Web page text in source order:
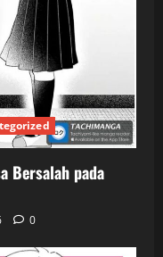
Bersalah pada
0